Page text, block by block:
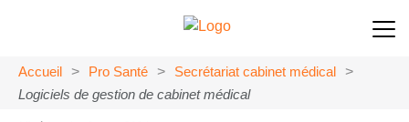
Accueil > Pro Santé > Secrétariat cabinet médical
>
Logiciels de gestion de cabinet médical